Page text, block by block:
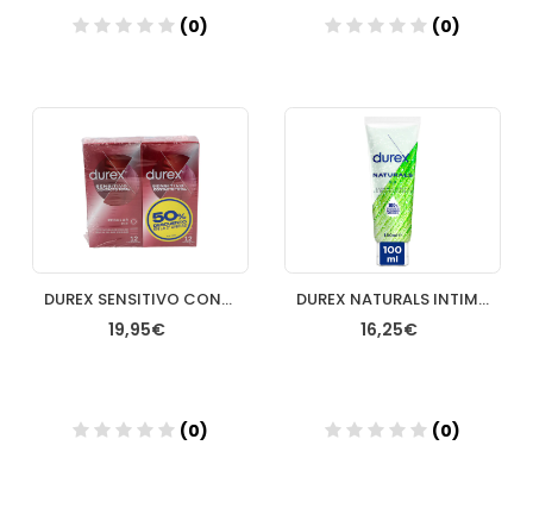
(0) (0)
DUREX SENSITIVO CONTACTO TOTAL PRESERVATIVOS 12 PR DUPLO
19,95€
(0)
DUREX NATURALS INTIMATE GEL 100 ML
16,25€
(0)